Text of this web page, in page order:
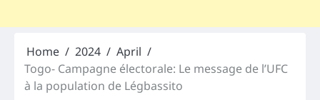
Home 2024
April
Togo- Campagne électorale: Le message de l’UFC
à la population de Légbassito